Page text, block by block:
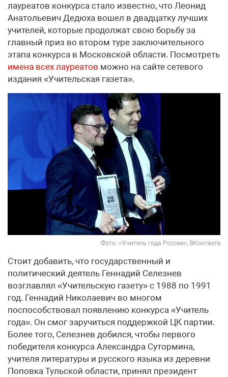
лауреатов конкурса стало известно, что Леонид
Анатольевич Дедюха вошел в двадцатку лучших
учителей, которые продолжат свою борьбу за
главный приз во втором туре заключительного
этапа конкурса в Московской области. Посмотреть
имена всех лауреатов можно на сайте сетевого
издания «Учительская газета».
Фото: «Учитель года России», ВКонтакте
Стоит добавить, что государственный и
политический деятель Геннадий Селезнев
возглавлял «Учительскую газету» с 1988 по 1991
год. Геннадий Николаевич во многом
поспособствовал появлению конкурса «Учитель
года». Он смог заручиться поддержкой ЦК партии.
Более того, Селезнев добился, чтобы первого
победителя конкурса Александра Сутормина,
учителя литературы и русского языка из деревни
Поповка Тульской области, принял президент